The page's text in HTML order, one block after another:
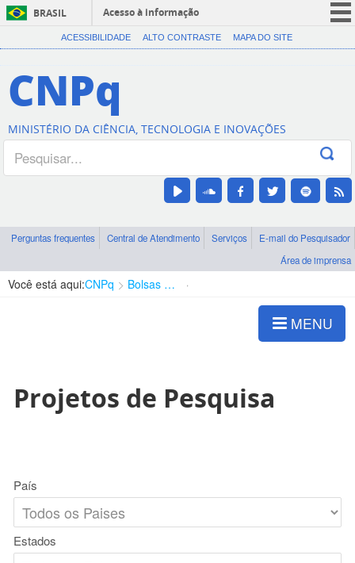
BRASIL
Acesso à informação
CORONAVÍRUS (COVID-19)
Canais
ACESSIBILIDADE ALTO CONTRASTE MAPA DO SITE
CNPq
MINISTÉRIO DA CIÊNCIA, TECNOLOGIA E INOVAÇÕES
Perguntas frequentes Central de Atendimento Serviços
E-mail do Pesquisador
Área de imprensa
Você está aqui:CNPq Bolsas e Auxílios Vigentes
MENU
Projetos de Pesquisa
País
Estados